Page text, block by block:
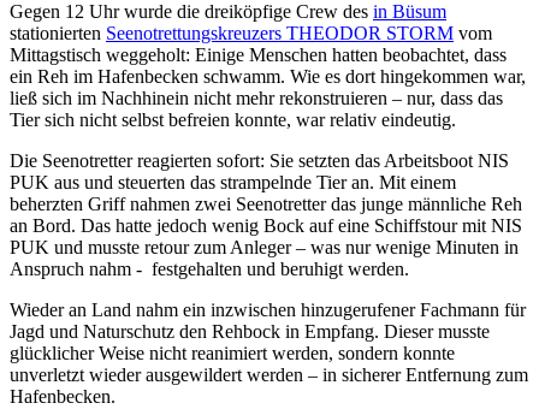
Gegen 12 Uhr wurde die dreiköpfige Crew des in Büsum
stationierten Seenotrettungskreuzers THEODOR STORM vom
Mittagstisch weggeholt: Einige Menschen hatten beobachtet, dass
ein Reh im Hafenbecken schwamm. Wie es dort hingekommen war,
ließ sich im Nachhinein nicht mehr rekonstruieren – nur, dass das
Tier sich nicht selbst befreien konnte, war relativ eindeutig.
Die Seenotretter reagierten sofort: Sie setzten das Arbeitsboot NIS
PUK aus und steuerten das strampelnde Tier an. Mit einem
beherzten Griff nahmen zwei Seenotretter das junge männliche Reh
an Bord. Das hatte jedoch wenig Bock auf eine Schiffstour mit NIS
PUK und musste retour zum Anleger – was nur wenige Minuten in
Anspruch nahm - festgehalten und beruhigt werden.
Wieder an Land nahm ein inzwischen hinzugerufener Fachmann für
Jagd und Naturschutz den Rehbock in Empfang. Dieser musste
glücklicher Weise nicht reanimiert werden, sondern konnte
unverletzt wieder ausgewildert werden – in sicherer Entfernung zum
Hafenbecken.